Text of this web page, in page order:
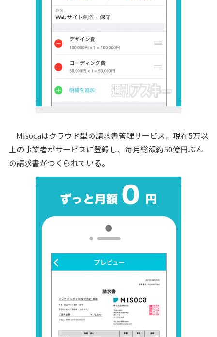
Misocaはクラウド型の請求書管理サービス。現在5万以
上の事業者がサービスに登録し、毎月総額約50億円ぶん
の請求書がつくられている。